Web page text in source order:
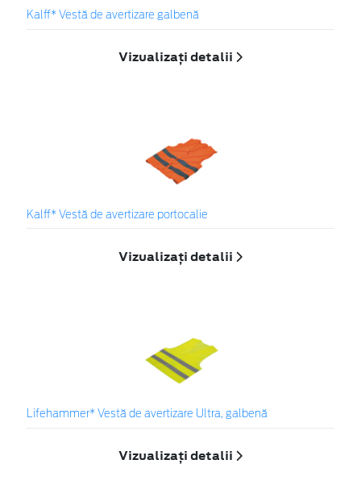
Kalff* Vestă de avertizare galbenă
Vizualizați detalii
Kalff* Vestă de avertizare portocalie
Vizualizați detalii
Lifehammer* Vestă de avertizare Ultra, galbenă
Vizualizați detalii